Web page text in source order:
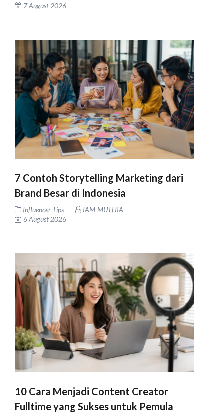
7 August 2026
7 Contoh Storytelling Marketing dari
Brand Besar di Indonesia
Influencer Tips
IAM-MUTHIA
6 August 2026
10 Cara Menjadi Content Creator
Fulltime yang Sukses untuk Pemula